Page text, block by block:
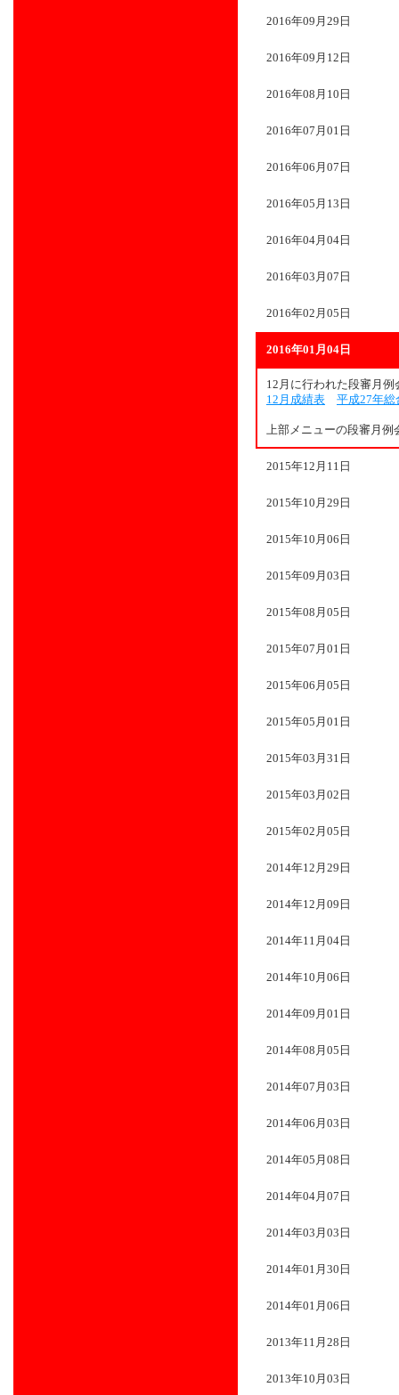
2016年09月29日
2016年09月12日
2016年08月10日
2016年07月01日
2016年06月07日
2016年05月13日
2016年04月04日
2016年03月07日
2016年02月05日
2016年01月04日
12月に行われた段審月
12月成績表
平成27年総
上部メニューの段審月例
2015年12月11日
2015年10月29日
2015年10月06日
2015年09月03日
2015年08月05日
2015年07月01日
2015年06月05日
2015年05月01日
2015年03月31日
2015年03月02日
2015年02月05日
2014年12月29日
2014年12月09日
2014年11月04日
2014年10月06日
2014年09月01日
2014年08月05日
2014年07月03日
2014年06月03日
2014年05月08日
2014年04月07日
2014年03月03日
2014年01月30日
2014年01月06日
2013年11月28日
2013年10月03日